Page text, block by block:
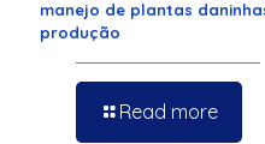
manejo de plantas
produção
Read more